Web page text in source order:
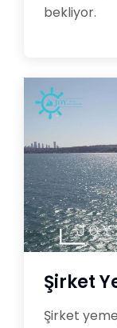
bekliyor.
Şirket
Şirket